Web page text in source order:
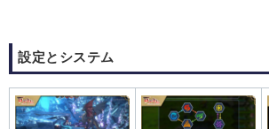
設定とシステム